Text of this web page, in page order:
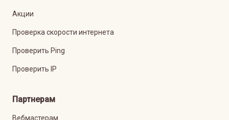
Акции
Проверка скорости интернета
Проверить Ping
Проверить IP
Партнерам
Вебмастерам